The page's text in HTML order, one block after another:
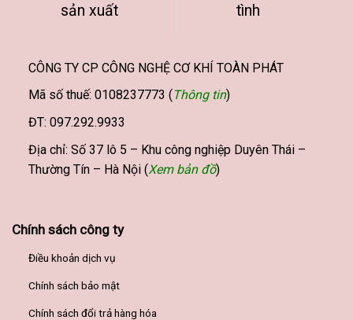
sản xuất
tình
CÔNG TY CP CÔNG NGHỆ CƠ KHÍ TOÀN PHÁT
Mã số thuế: 0108237773 ( Thông tin)
ĐT: 097.292.9933
Địa chỉ: Số 37 lô 5 – Khu công nghiệp Duyên Thái –
Thường Tín – Hà Nội (Xem bản đồ)
Chính sách công ty
Điều khoản dịch vụ
Chính sách bảo mật
Chính sách đổi trả hàng hóa